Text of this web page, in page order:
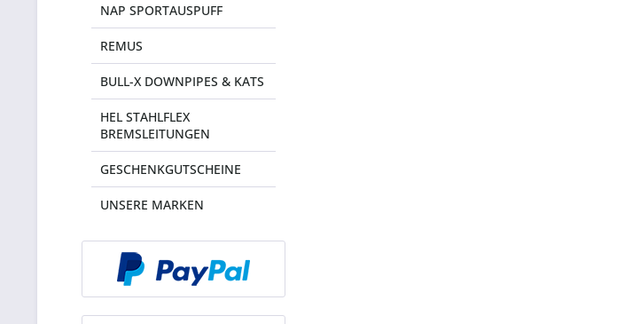
NAP SPORTAUSPUFF
REMUS
BULL-X DOWNPIPES & KATS
HEL STAHLFLEX
BREMSLEITUNGEN
GESCHENKGUTSCHEINE
UNSERE MARKEN